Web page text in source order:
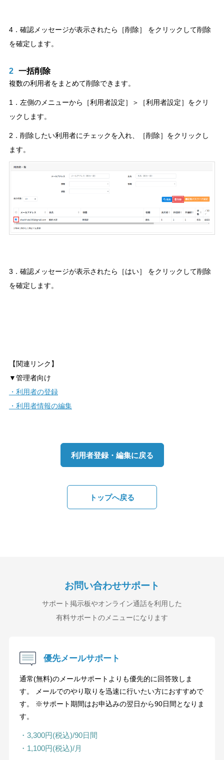
4．確認メッセージが表示されたら［削除］ をクリックして削除
を確定します。
2 一括削除
複数の利用者をまとめて削除できます。
1．左側のメニューから［利用者設定］＞［利用者設定］をクリ
ックします。
2．削除したい利用者にチェックを入れ、［削除］をクリックし
ます。
3．確認メッセージが表示されたら［はい］ をクリックして削除
を確定します。
【関連リンク】
▼管理者向け
・利用者の登録
・利用者情報の編集
利用者登録・編集に戻る
トップへ戻る
お問い合わせサポート
サポート掲示板やオンライン通話を利用した
有料サポートのメニューになります
優先メールサポート
通常(無料)のメールサポートよりも優先的に回答致しま
す。 メールでのやり取りを迅速に行いたい方におすすめで
す。 ※サポート期間はお申込みの翌日から90日間となりま
す。
・3,300円(税込)/90日間
・1,100円(税込)/月